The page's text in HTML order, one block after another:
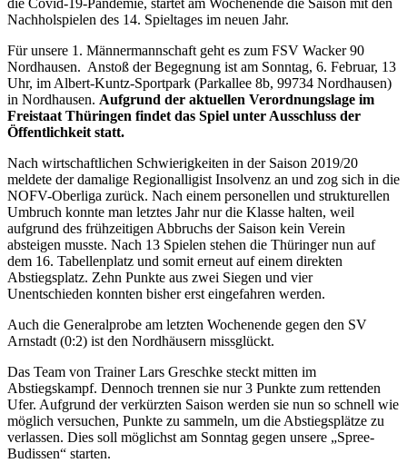
die Covid-19-Pandemie, startet am Wochenende die Saison mit den
Nachholspielen des 14. Spieltages im neuen Jahr.
Für unsere 1. Männermannschaft geht es zum FSV Wacker 90
Nordhausen. Anstoß der Begegnung ist am Sonntag, 6. Februar, 13
Uhr, im Albert-Kuntz-Sportpark (Parkallee 8b, 99734 Nordhausen)
in Nordhausen. Aufgrund der aktuellen Verordnungslage im
Freistaat Thüringen findet das Spiel unter Ausschluss der
Öffentlichkeit statt.
Nach wirtschaftlichen Schwierigkeiten in der Saison 2019/20
meldete der damalige Regionalligist Insolvenz an und zog sich in die
NOFV-Oberliga zurück. Nach einem personellen und strukturellen
Umbruch konnte man letztes Jahr nur die Klasse halten, weil
aufgrund des frühzeitigen Abbruchs der Saison kein Verein
absteigen musste. Nach 13 Spielen stehen die Thüringer nun auf
dem 16. Tabellenplatz und somit erneut auf einem direkten
Abstiegsplatz. Zehn Punkte aus zwei Siegen und vier
Unentschieden konnten bisher erst eingefahren werden.
Auch die Generalprobe am letzten Wochenende gegen den SV
Arnstadt (0:2) ist den Nordhäusern missglückt.
Das Team von Trainer Lars Greschke steckt mitten im
Abstiegskampf. Dennoch trennen sie nur 3 Punkte zum rettenden
Ufer. Aufgrund der verkürzten Saison werden sie nun so schnell wie
möglich versuchen, Punkte zu sammeln, um die Abstiegsplätze zu
verlassen. Dies soll möglichst am Sonntag gegen unsere „Spree-
Budissen“ starten.